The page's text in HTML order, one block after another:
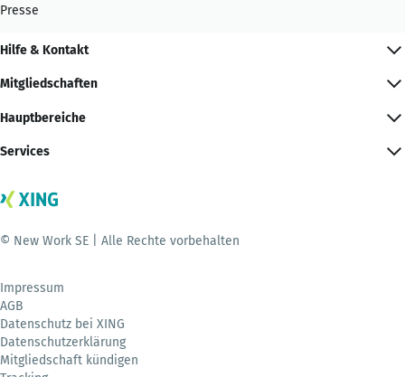
Presse
Hilfe & Kontakt
Mitgliedschaften
Hauptbereiche
Services
© New Work SE | Alle Rechte vorbehalten
Impressum
AGB
Datenschutz bei XING
Datenschutzerklärung
Mitgliedschaft kündigen